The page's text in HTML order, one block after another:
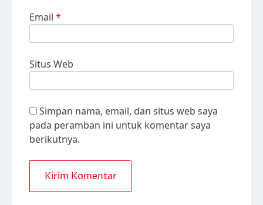
Email *
Situs Web
Simpan nama, email, dan situs web saya
pada peramban ini untuk komentar saya
berikutnya.